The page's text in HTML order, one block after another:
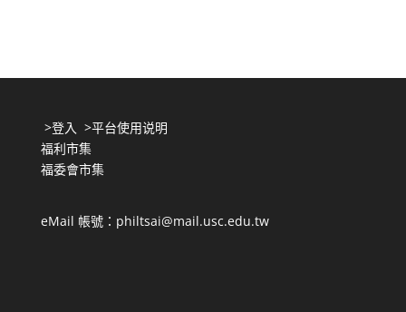
>登入 >平台使用说明
福利市集
福委會市集
eMail 帳號：philtsai@mail.usc.edu.tw